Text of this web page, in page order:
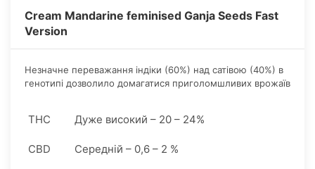
Cream Mandarine feminised Ganja Seeds Fast
Version
Незначне переважання індіки (60%) над сатівою (40%) в
генотипі дозволило домагатися приголомшливих врожаїв
THC Дуже високий – 20 – 24%
CBD Середній – 0,6 – 2 %